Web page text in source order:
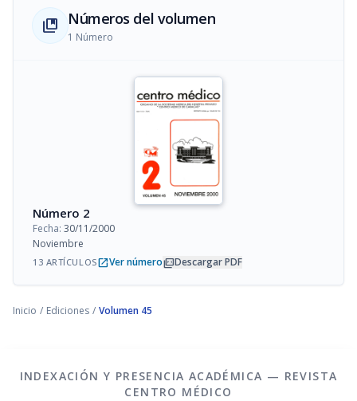
collections_bookmark Números del volumen
1 Número
Número 2
Fecha: 30/11/2000
Noviembre
13 ARTÍCULOSopen_in_newVer númeropicture_as_pdfDescargar PDF
Inicio / Ediciones / Volumen 45
INDEXACIÓN Y PRESENCIA ACADÉMICA — REVISTA
CENTRO MÉDICO